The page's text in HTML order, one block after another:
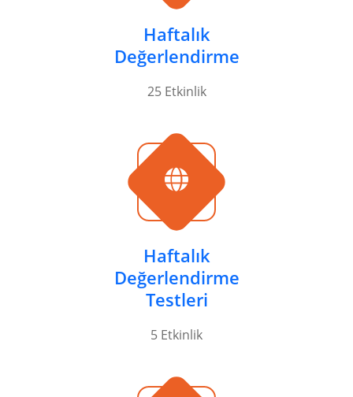
Haftalık
Değerlendirme
25 Etkinlik
Haftalık
Değerlendirme
Testleri
5 Etkinlik